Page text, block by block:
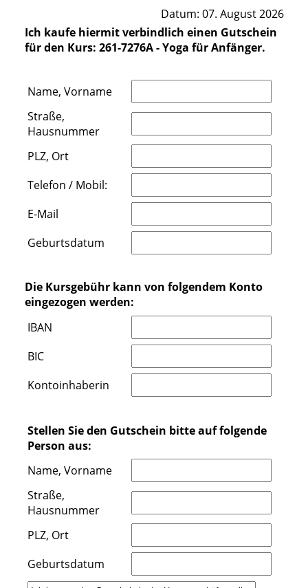
Datum: 07. August 2026
Ich kaufe hiermit verbindlich einen Gutschein
für den Kurs: 261-7276A - Yoga für Anfänger.
Name, Vorname
Straße,
Hausnummer
PLZ, Ort
Telefon / Mobil:
E-Mail
Geburtsdatum
Die Kursgebühr kann von folgendem Konto
eingezogen werden:
IBAN
BIC
Kontoinhaberin
Stellen Sie den Gutschein bitte auf folgende
Person aus:
Name, Vorname
Straße,
Hausnummer
PLZ, Ort
Geburtsdatum